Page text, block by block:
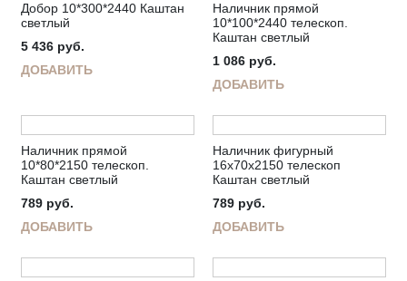
Добор 10*300*2440 Каштан
светлый
5 436 руб.
ДОБАВИТЬ
Наличник прямой
10*100*2440 телескоп.
Каштан светлый
1 086 руб.
ДОБАВИТЬ
Наличник прямой
10*80*2150 телескоп.
Каштан светлый
789 руб.
ДОБАВИТЬ
Наличник фигурный
16х70х2150 телескоп
Каштан светлый
789 руб.
ДОБАВИТЬ